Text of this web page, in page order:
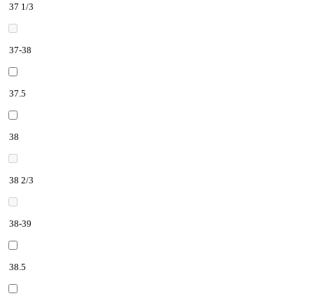
37 1/3
37-38
37.5
38
38 2/3
38-39
38.5